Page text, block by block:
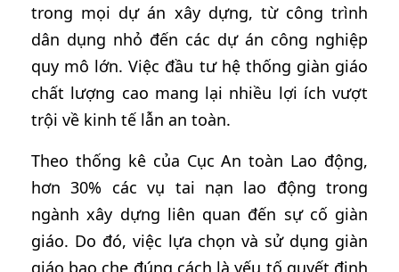
trong mọi dự án xây dựng, từ công trình
dân dụng nhỏ đến các dự án công nghiệp
quy mô lớn. Việc đầu tư hệ thống giàn giáo
chất lượng cao mang lại nhiều lợi ích vượt
trội về kinh tế lẫn an toàn.
Theo thống kê của Cục An toàn Lao động,
hơn 30% các vụ tai nạn lao động trong
ngành xây dựng liên quan đến sự cố giàn
giáo. Do đó, việc lựa chọn và sử dụng giàn
giáo bao che đúng cách là yếu tố quyết định